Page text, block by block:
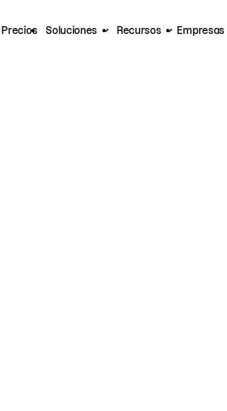
Precios Soluciones Recursos Empresas